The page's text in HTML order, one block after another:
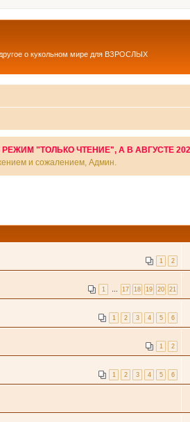
о кукольном мире для ВЗРОСЛЫХ
"ТОЛЬКО ЧТЕНИЕ", А В АВГУСТЕ
и сожалением, Админ.
1 2
1 17 18 19 20 21
1 2 3 4 5 6
1 2
1 2 3 4 5 6